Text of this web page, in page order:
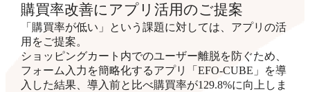
購買率改善にアプリ活用のご提案
「購買率が低い」という課題に対しては、アプリの活
用をご提案。
ショッピングカート内でのユーザー離脱を防ぐため、
フォーム入力を簡略化するアプリ「EFO-CUBE」を導
入した結果、導入前と比べ購買率が129.8%に向上しま